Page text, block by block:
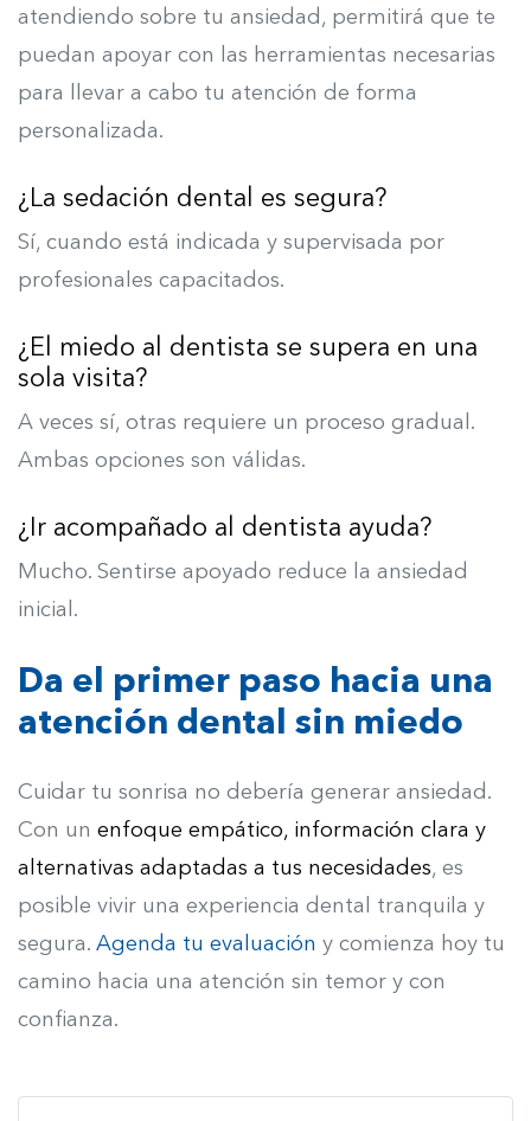
atendiendo sobre tu ansiedad, permitirá que te
puedan apoyar con las herramientas necesarias
para llevar a cabo tu atención de forma
personalizada.
¿La sedación dental es segura?
Sí, cuando está indicada y supervisada por
profesionales capacitados.
¿El miedo al dentista se supera en una
sola visita?
A veces sí, otras requiere un proceso gradual.
Ambas opciones son válidas.
¿Ir acompañado al dentista ayuda?
Mucho. Sentirse apoyado reduce la ansiedad
inicial.
Da el primer paso hacia una
atención dental sin miedo
Cuidar tu sonrisa no debería generar ansiedad.
Con un enfoque empático, información clara y
alternativas adaptadas a tus necesidades, es
posible vivir una experiencia dental tranquila y
segura. Agenda tu evaluación y comienza hoy tu
camino hacia una atención sin temor y con
confianza.